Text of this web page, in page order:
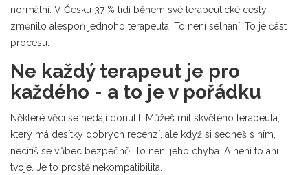
normální. V Česku 37 % lidí během své terapeutické cesty
změnilo alespoň jednoho terapeuta. To není selhání. To je část
procesu.
Ne každý terapeut je pro
každého - a to je v pořádku
Některé věci se nedají donutit. Můžeš mít skvělého terapeuta,
který má desítky dobrých recenzí, ale když si sedneš s ním,
necítíš se vůbec bezpečně. To není jeho chyba. A není to ani
tvoje. Je to prostě nekompatibilita.